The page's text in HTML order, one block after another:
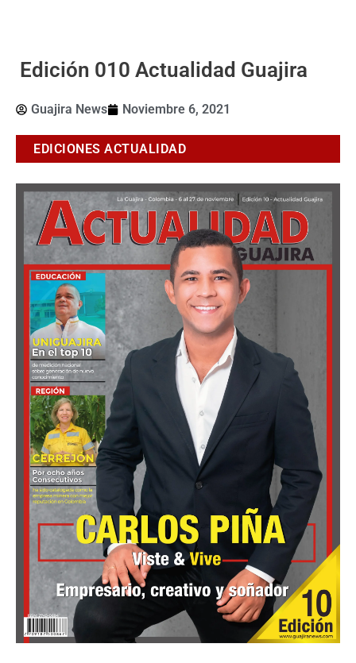
Edición 010 Actualidad Guajira
Guajira News Noviembre 6, 2021
EDICIONES ACTUALIDAD